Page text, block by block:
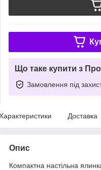
Що таке купити з
Замовлення під
Доставка
Опис
Компактна настільна